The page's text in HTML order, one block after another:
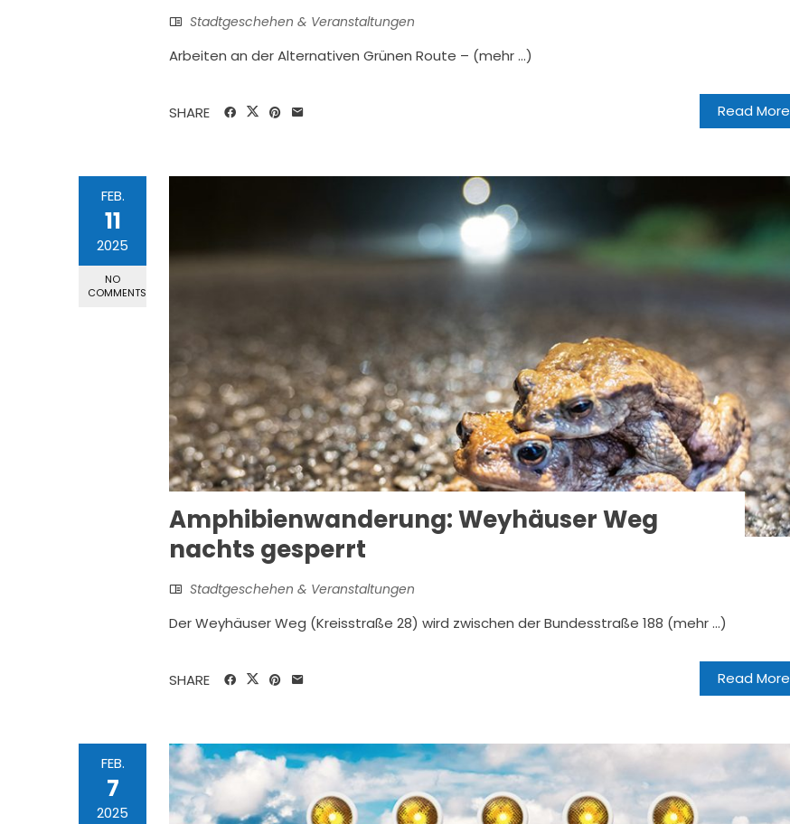
Stadtgeschehen & Veranstaltungen
Arbeiten an der Alternativen Grünen Route – (mehr …)
Read More
SHARE
FEB.
11
2025
NO
COMMENTS
Amphibienwanderung: Weyhäuser Weg
nachts gesperrt
Stadtgeschehen & Veranstaltungen
Der Weyhäuser Weg (Kreisstraße 28) wird zwischen der Bundesstraße 188 (mehr …)
Read More
SHARE
FEB.
7
2025